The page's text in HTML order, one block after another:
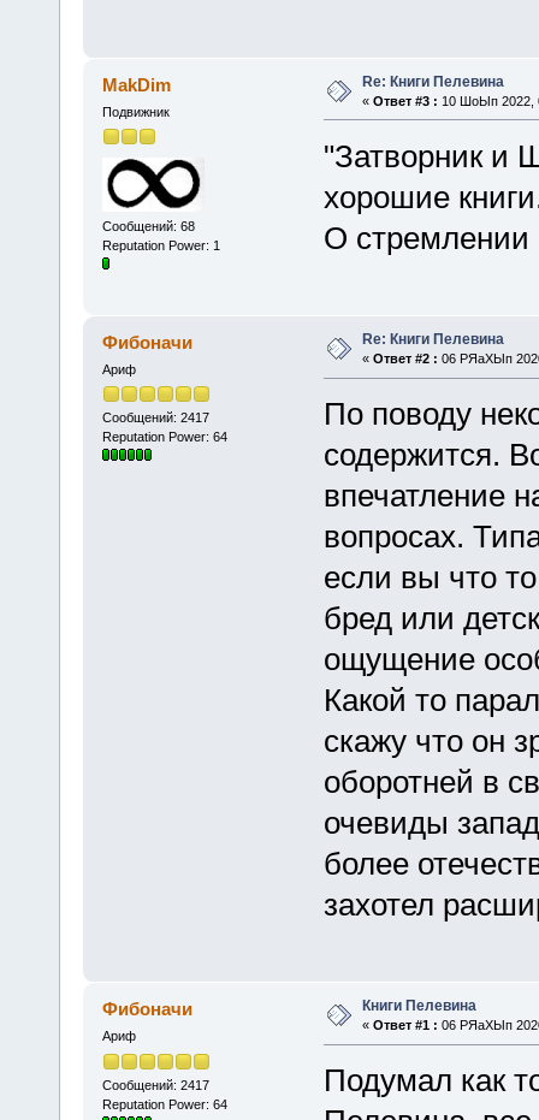
MakDim
Подвижник
Сообщений: 68
Reputation Power: 1
Re: Книги Пелевина
« Ответ #3 : 10 ШоЫп 2022,
"Затворник и
хорошие
О стремлении
Фибоначи
Ариф
Сообщений: 2417
Reputation Power: 64
Re: Книги Пелевина
« Ответ #2 : 06 РЯаХЫп
По поводу
содержится.
впечатление
вопросах.
если вы что
бред или
ощущение
Какой то
скажу что он
оборотней в
очевиды
более
захотел
Фибоначи
Ариф
Сообщений: 2417
Reputation Power: 64
Книги Пелевина
« Ответ #1 : 06 РЯаХЫп
Подумал как